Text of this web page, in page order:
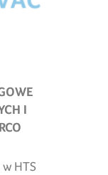
I
HTS